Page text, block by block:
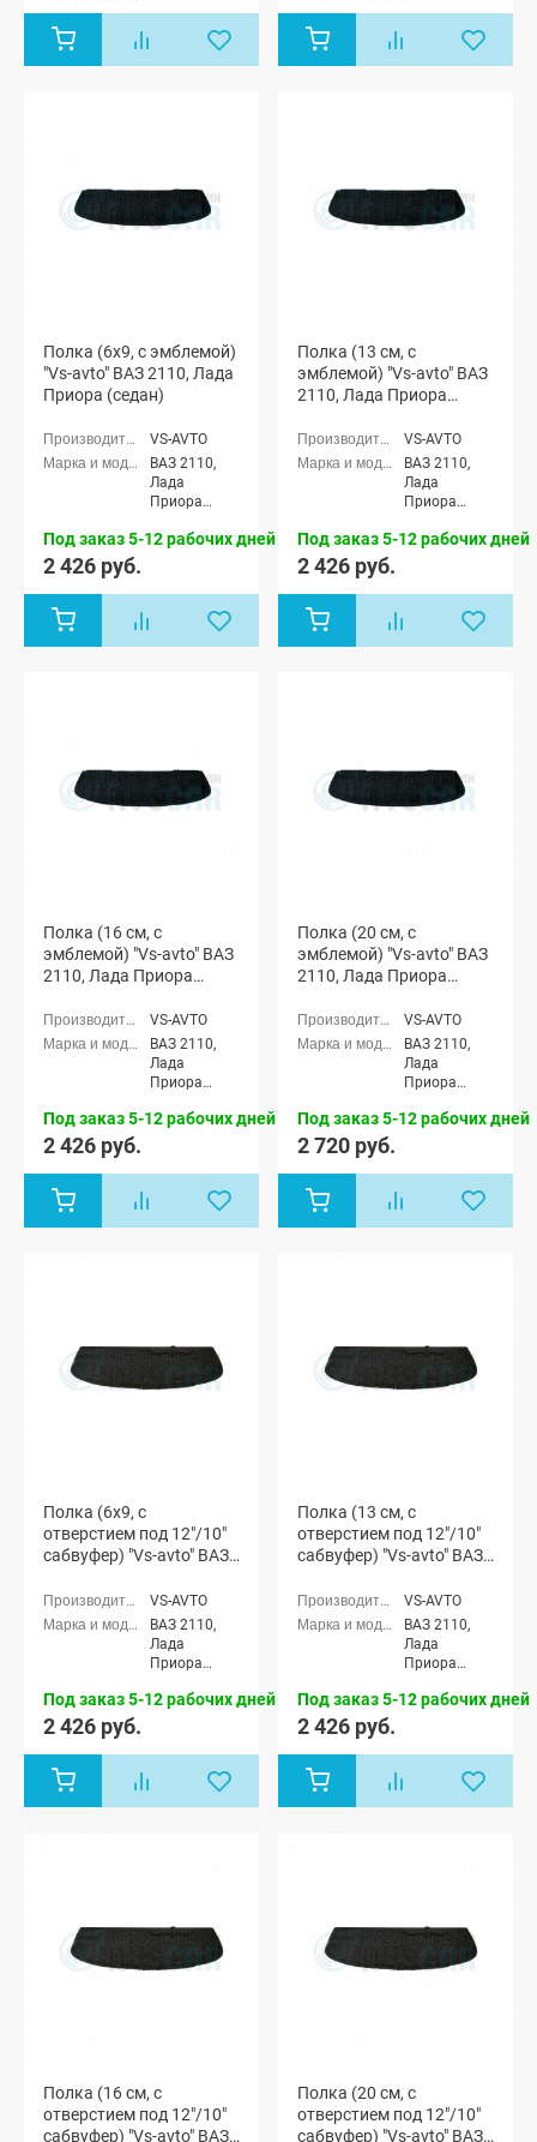
Полка (6x9, с эмблемой)
"Vs-avto" ВАЗ 2110, Лада
Приора (седан)
VS-AVTO
ВАЗ 2110,
Лада
Приора
2170)
Под заказ 5-12 рабочих дней
2 426 руб.
Полка (13 см, с
эмблемой) "Vs-avto" ВАЗ
2110, Лада Приора
VS-AVTO
ВАЗ 2110,
Лада
Приора
2170)
Под заказ 5-12 рабочих дней
2 426 руб.
Полка (16 см, с
эмблемой) "Vs-avto" ВАЗ
2110, Лада Приора
VS-AVTO
ВАЗ 2110,
Лада
Приора
2170)
Под заказ 5-12 рабочих дней
2 426 руб.
Полка (20 см, с
эмблемой) "Vs-avto" ВАЗ
2110, Лада Приора
VS-AVTO
ВАЗ 2110,
Лада
Приора
2170)
Под заказ 5-12 рабочих дней
2 720 руб.
Полка (6x9, с
отверстием под 12"/10"
сабвуфер) "Vs-avto" ВАЗ
(седан)
VS-AVTO
ВАЗ 2110,
Лада
Приора
2170)
Под заказ 5-12 рабочих дней
2 426 руб.
Полка (13 см, с
отверстием под 12"/10"
сабвуфер) "Vs-avto" ВАЗ
(седан)
VS-AVTO
ВАЗ 2110,
Лада
Приора
2170)
Под заказ 5-12 рабочих дней
2 426 руб.
Полка (16 см, с
отверстием под 12"/10"
сабвуфер) "Vs-avto" ВАЗ
Полка (20 см, с
отверстием под 12"/10"
сабвуфер) "Vs-avto" ВАЗ